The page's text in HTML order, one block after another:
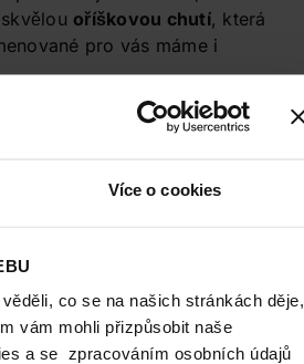
Více o cookies
co se na našich stránkách děje,
vám mohli přizpůsobit naše
a se zpracováním osobních údajů
oříškovou chutí, která
pro vás máme i
zajímáte o zdravý
jednotlivé suroviny a
vždy inspirujeme
připravíte i doma!